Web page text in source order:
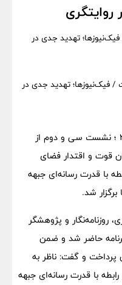
تهدید جدی در
به گزارش شمانیوز و به نقل از سراج24 ؛ نشست سی‌ و دوم از
قوت و اقتدار فضای
با قدرت رسانه‌ای جبهه
شد.
روزنامه‌نگار و پژوهشگر
حاضر شد و ضمن
پرداخت و گفت: ناظر به
با قدرت رسانه‌ای جبهه